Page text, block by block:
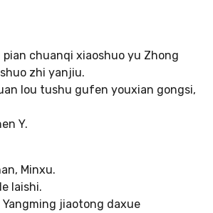
pian chuanqi xiaoshuo yu Zhong
zhi yanjiu.
lou tushu gufen youxian gongsi,
Y.
Minxu.
laishi.
Yangming jiaotong daxue